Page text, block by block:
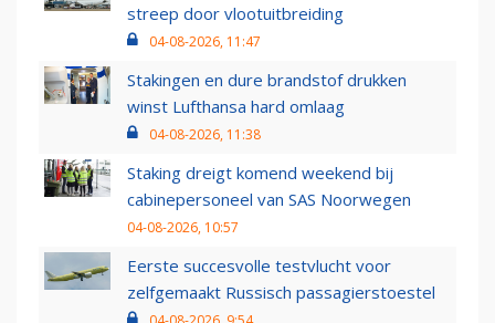
streep door vlootuitbreiding
04-08-2026, 11:47
Stakingen en dure brandstof drukken
winst Lufthansa hard omlaag
04-08-2026, 11:38
Staking dreigt komend weekend bij
cabinepersoneel van SAS Noorwegen
04-08-2026, 10:57
Eerste succesvolle testvlucht voor
zelfgemaakt Russisch passagierstoestel